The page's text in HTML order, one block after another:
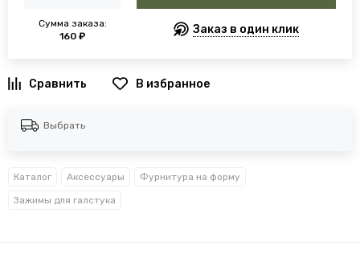
Сумма заказа:
160 ₽
Заказ в один клик
В избранное
Выбрать
Каталог Аксессуары Фурнитура на форму
Зажимы для галстука